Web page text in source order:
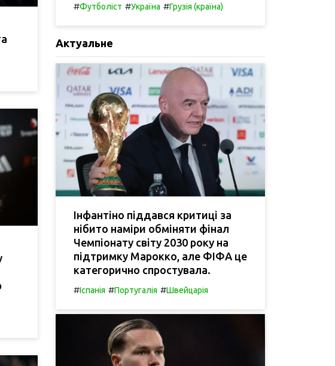
#Футболіст #Україна #Грузія (країна)
Актуальне
Інфантіно піддався критиці за
нібито наміри обміняти фінал
Чемпіонату світу 2030 року на
підтримку Марокко, але ФІФА це
категорично спростувала.
#Іспанія #Португалія #Швейцарія